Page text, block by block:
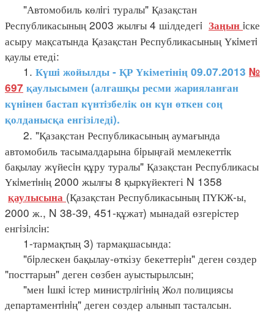
"Автомобиль көлiгі туралы" Қазақстан
Республикасының 2003 жылғы 4 шілдедегi Заңын iске
асыру мақсатында Қазақстан Республикасының Үкiметi
қаулы етеді:
1. Күші жойылды - ҚР Үкіметінің 09.07.2013 №
697 қаулысымен (алғашқы ресми жарияланған
күнінен бастап күнтізбелік он күн өткен соң
қолданысқа енгізіледі).
2. "Қазақстан Республикасының аумағында
автомобиль тасымалдарына бiрыңғай мемлекеттiк
бақылау жүйесiн құру туралы" Қазақстан Республикасы
Үкiметiнiң 2000 жылғы 8 қыркүйектегі N 1358
қаулысына (Қазақстан Республикасының ПҮКЖ-ы,
2000 ж., N 38-39, 451-құжат) мынадай өзгерiстер
енгiзiлсiн:
1-тармақтың 3) тармақшасында:
"бiрлескен бақылау-өткізу бекеттерiн" деген сөздер
"посттарын" деген сөзбен ауыстырылсын;
"мен Iшкi iстер министрлiгiнiң Жол полициясы
департаментiнiң" деген сөздер алынып тасталсын.